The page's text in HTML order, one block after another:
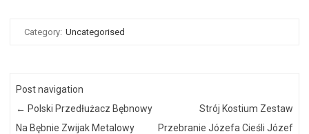
Category: Uncategorised
Post navigation
← Polski Przedłużacz Bębnowy
Na Bębnie Zwijak Metalowy
Strój Kostium Zestaw
Przebranie Józefa Cieśli Józef